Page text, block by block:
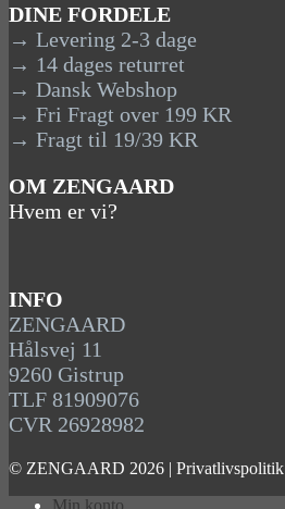
DINE FORDELE
→ Levering 2-3 dage
→ 14 dages returret
→ Dansk Webshop
→ Fri Fragt over 199 KR
→ Fragt til 19/39 KR
OM ZENGAARD
Hvem er vi?
INFO
ZENGAARD
Hålsvej 11
9260 Gistrup
TLF 81909076
CVR 26928982
© ZENGAARD 2026 | Privatlivspolitik
Min konto